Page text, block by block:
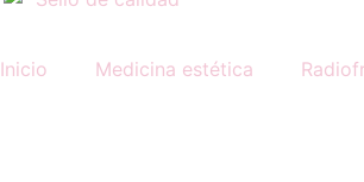
Inicio Medicina estética